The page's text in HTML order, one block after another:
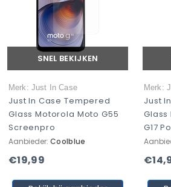
SNEL BEKIJKEN
Merk: Just In Case
Just In Case Tempered
Glass Motorola Moto G55
Screenpro
Aanbieder: Coolblue
€19,99
Merk:
Just
Glass
G17